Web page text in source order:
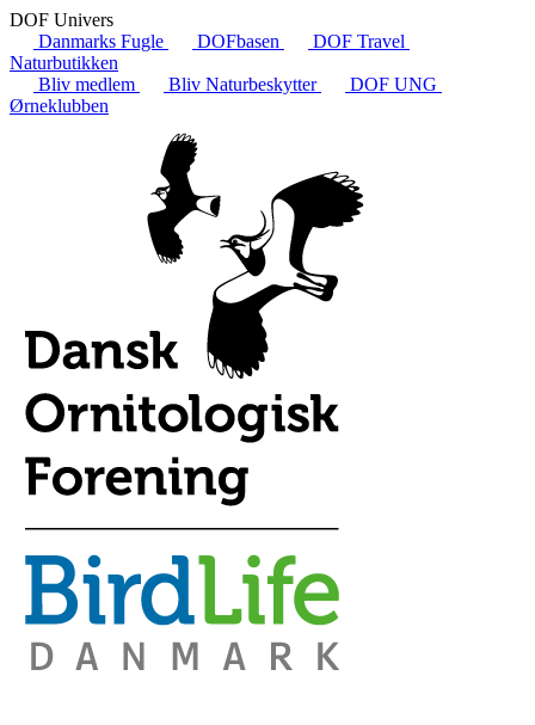
DOF Univers
Danmarks Fugle
DOFbasen
DOF Travel
Naturbutikken
Bliv medlem
Bliv Naturbeskytter
DOF UNG
Ørneklubben